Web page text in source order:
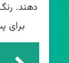
دهند.
برای